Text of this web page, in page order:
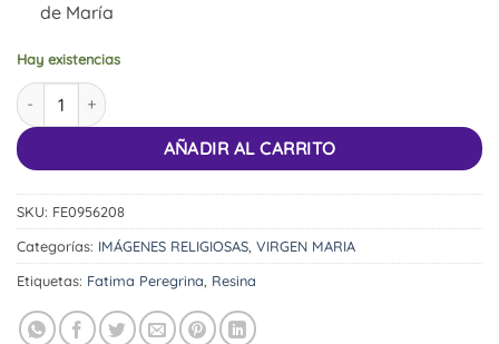
de María
Hay existencias
Nuestra Señora de Fátima Peregrina cantidad
AÑADIR AL CARRITO
SKU: FE0956208
Categorías: IMÁGENES RELIGIOSAS VIRGEN MARIA
Etiquetas: Fatima Peregrina Resina